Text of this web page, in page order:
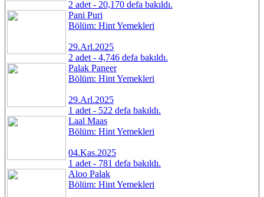
2 adet - 20,170 defa bakıldı.
Pani Puri
Bölüm: Hint Yemekleri
29.Arl.2025
2 adet - 4,746 defa bakıldı.
Palak Paneer
Bölüm: Hint Yemekleri
29.Arl.2025
1 adet - 522 defa bakıldı.
Laal Maas
Bölüm: Hint Yemekleri
04.Kas.2025
1 adet - 781 defa bakıldı.
Aloo Palak
Bölüm: Hint Yemekleri